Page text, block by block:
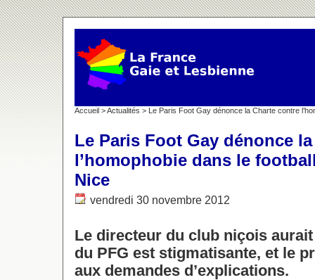
Accueil >Actualités > Le Paris Foot Gay dénonce la Charte contre
Le Paris Foot Gay dénonce
l’homophobie dans le
Nice
vendredi 30 novembre 2012
Le directeur du club niçois
du PFG est stigmatisante, et le
aux demandes d’explications.